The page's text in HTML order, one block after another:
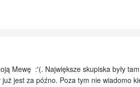
Mewę :'(. Największe skupiska były
jest za późno. Poza tym nie wiadomo